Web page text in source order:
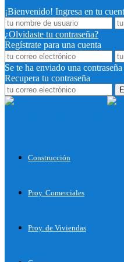
¡Bienvenido! Ingresa en tu
¿Olvidaste tu contraseña?
Regístrate para una cuenta
Se te ha enviado una
Recupera tu contraseña
Construcción
Proy. Comerciales
Proy. de Viviendas